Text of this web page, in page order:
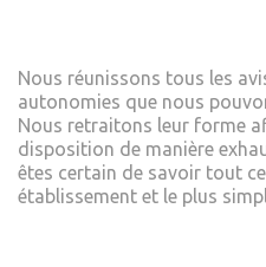
Nous réunissons tous les
autonomies que nous
Nous retraitons leur forme
disposition de manière
êtes certain de savoir tout
établissement et le plus